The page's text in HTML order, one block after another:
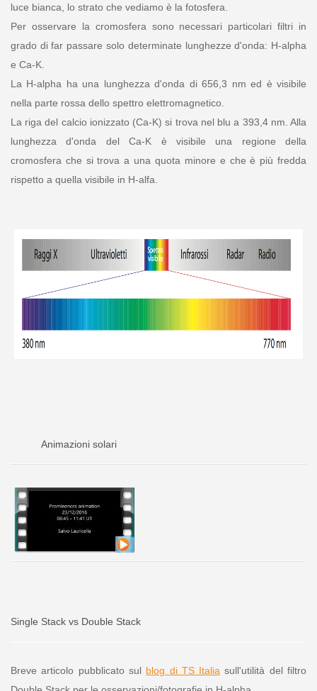
luce bianca, lo strato che vediamo è la fotosfera.
Per osservare la cromosfera sono necessari particolari filtri in
grado di far passare solo determinate lunghezze d'onda: H-alpha
e Ca-K.
La H-alpha ha una lunghezza d'onda di 656,3 nm ed è visibile
nella parte rossa dello spettro elettromagnetico.
La riga del calcio ionizzato (Ca-K) si trova nel blu a 393,4 nm. Alla
lunghezza d'onda del Ca-K è visibile una regione della
cromosfera che si trova a una quota minore e che è più fredda
rispetto a quella visibile in H-alfa.
Animazioni solari
Single Stack vs Double Stack
Breve articolo pubblicato sul blog di TS Italia sull'utilità del filtro